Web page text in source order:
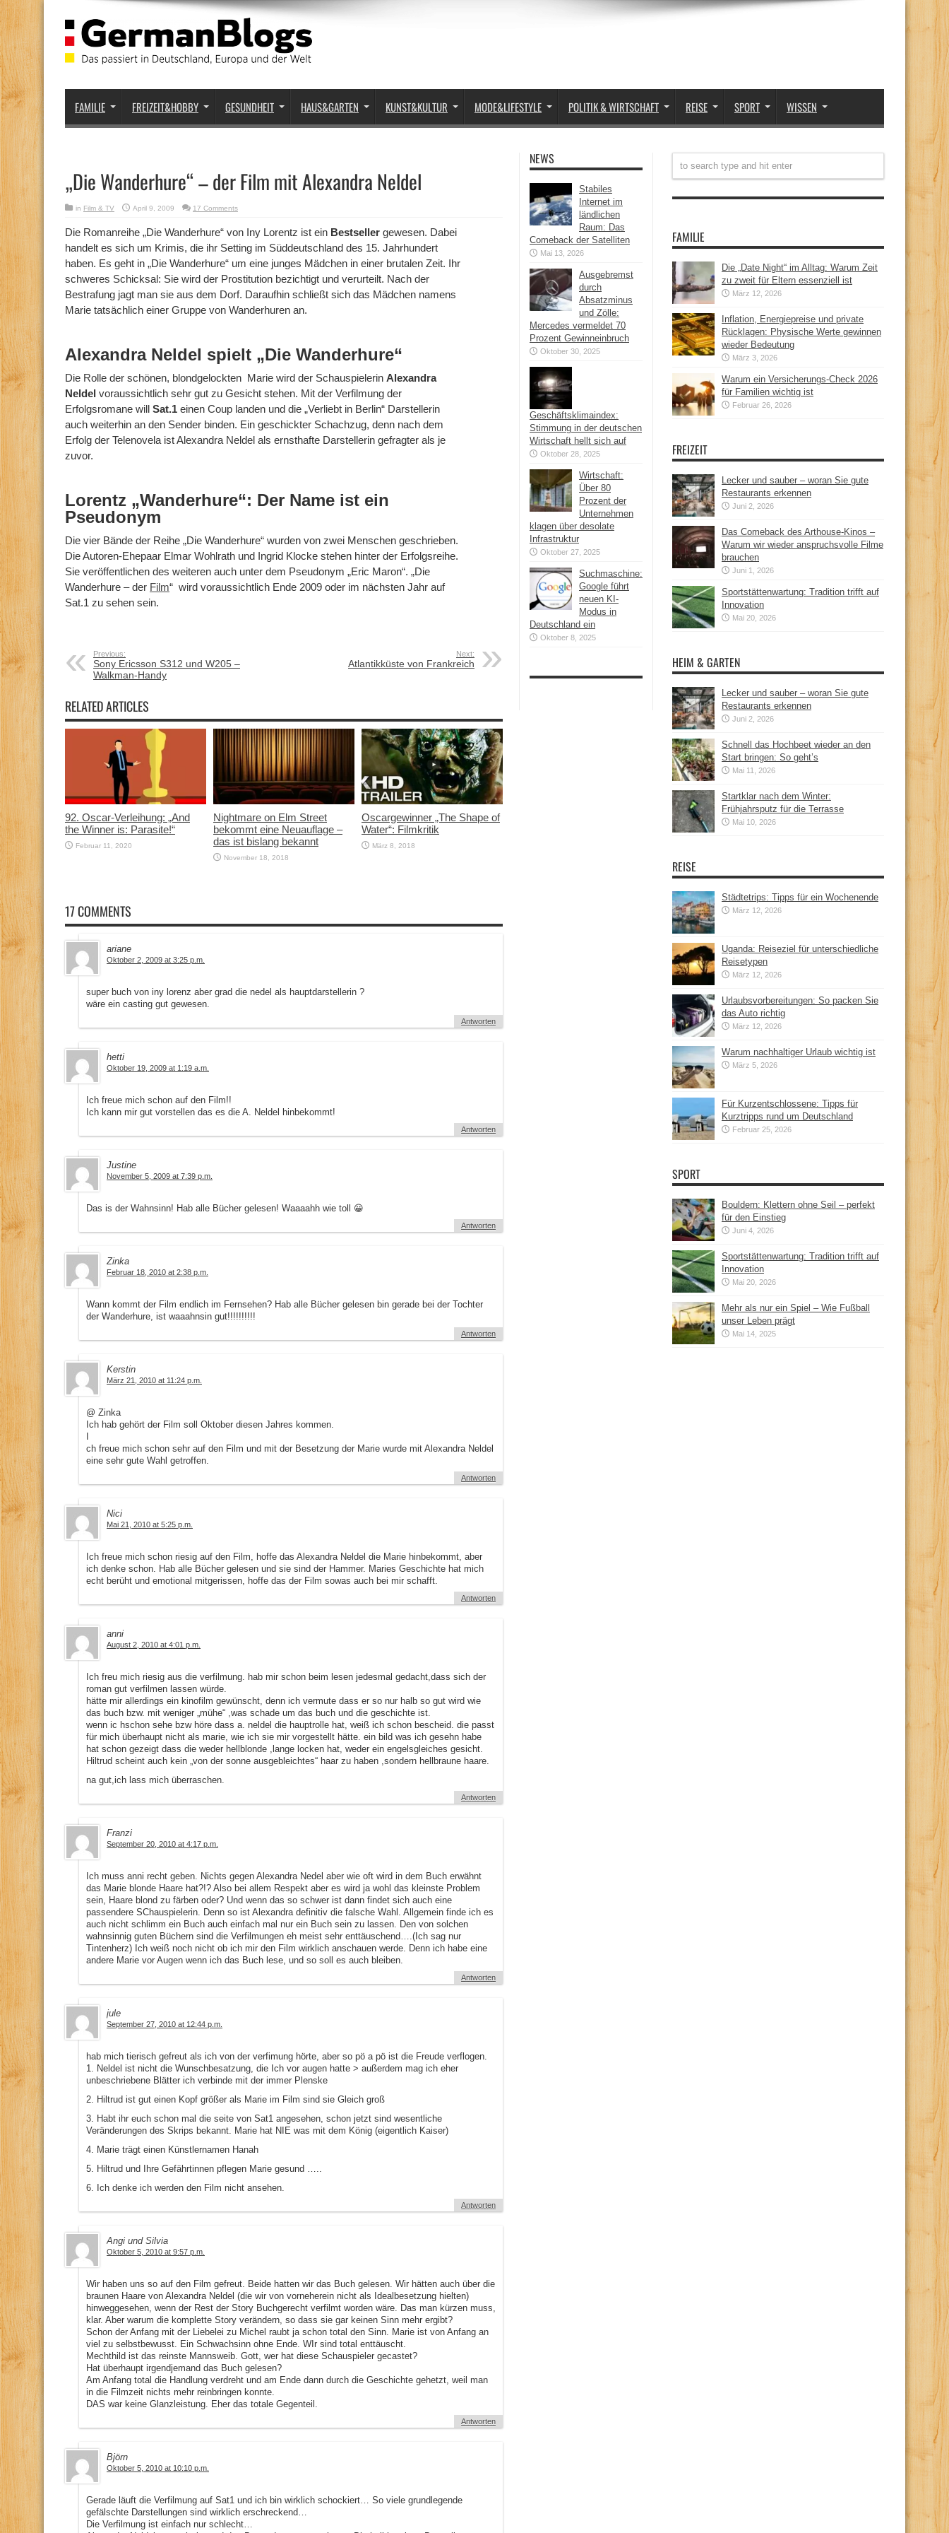
FAMILIE FREIZEIT&HOBBY GESUNDHEIT HAUS&GARTEN KUNST&KULTUR MODE&LIFESTYLE POLITIK & WIRTSCHAFT REISE SPORT WISSEN
„Die Wanderhure“ – der Film mit Alexandra Neldel
in Film & TV April 9, 2009 17 Comments
Die Romanreihe „Die Wanderhure“ von Iny Lorentz ist ein Bestseller gewesen. Dabei
handelt es sich um Krimis, die ihr Setting im Süddeutschland des 15. Jahrhundert
haben. Es geht in „Die Wanderhure“ um eine junges Mädchen in einer brutalen Zeit. Ihr
schweres Schicksal: Sie wird der Prostitution bezichtigt und verurteilt. Nach der
Bestrafung jagt man sie aus dem Dorf. Daraufhin schließt sich das Mädchen namens
Marie tatsächlich einer Gruppe von Wanderhuren an.
Alexandra Neldel spielt „Die Wanderhure“
Die Rolle der schönen, blondgelockten Marie wird der Schauspielerin Alexandra
Neldel voraussichtlich sehr gut zu Gesicht stehen. Mit der Verfilmung der
Erfolgsromane will Sat.1 einen Coup landen und die „Verliebt in Berlin“ Darstellerin
auch weiterhin an den Sender binden. Ein geschickter Schachzug, denn nach dem
Erfolg der Telenovela ist Alexandra Neldel als ernsthafte Darstellerin gefragter als je
zuvor.
Lorentz „Wanderhure“: Der Name ist ein
Pseudonym
Die vier Bände der Reihe „Die Wanderhure“ wurden von zwei Menschen geschrieben.
Die Autoren-Ehepaar Elmar Wohlrath und Ingrid Klocke stehen hinter der Erfolgsreihe.
Sie veröffentlichen des weiteren auch unter dem Pseudonym „Eric Maron“. „Die
Wanderhure – der Film“ wird voraussichtlich Ende 2009 oder im nächsten Jahr auf
Sat.1 zu sehen sein.
Previous:
Sony Ericsson S312 und W205 –
Walkman-Handy
Next:
Atlantikküste von Frankreich
RELATED ARTICLES
92. Oscar-Verleihung: „And
the Winner is: Parasite!“
Februar 11, 2020
Nightmare on Elm Street
bekommt eine Neuauflage –
das ist bislang bekannt
November 18, 2018
Oscargewinner „The Shape of
Water“: Filmkritik
März 8, 2018
17 COMMENTS
ariane
Oktober 2, 2009 at 3:25 p.m.
super buch von iny lorenz aber grad die nedel als hauptdarstellerin ?
wäre ein casting gut gewesen.
Antworten
hetti
Oktober 19, 2009 at 1:19 a.m.
Ich freue mich schon auf den Film!!
Ich kann mir gut vorstellen das es die A. Neldel hinbekommt!
Antworten
Justine
November 5, 2009 at 7:39 p.m.
Das is der Wahnsinn! Hab alle Bücher gelesen! Waaaahh wie toll 😀
Antworten
Zinka
Februar 18, 2010 at 2:38 p.m.
Wann kommt der Film endlich im Fernsehen? Hab alle Bücher gelesen bin gerade bei der Tochter
der Wanderhure, ist waaahnsin gut!!!!!!!!!!
Antworten
Kerstin
März 21, 2010 at 11:24 p.m.
@ Zinka
Ich hab gehört der Film soll Oktober diesen Jahres kommen.
ch freue mich schon sehr auf den Film und mit der Besetzung der Marie wurde mit Alexandra Neldel
eine sehr gute Wahl getroffen.
Antworten
Nici
Mai 21, 2010 at 5:25 p.m.
Ich freue mich schon riesig auf den Film, hoffe das Alexandra Neldel die Marie hinbekommt, aber
ich denke schon. Hab alle Bücher gelesen und sie sind der Hammer. Maries Geschichte hat mich
echt berüht und emotional mitgerissen, hoffe das der Film sowas auch bei mir schafft.
Antworten
anni
August 2, 2010 at 4:01 p.m.
Ich freu mich riesig aus die verfilmung. hab mir schon beim lesen jedesmal gedacht,dass sich der
roman gut verfilmen lassen würde.
hätte mir allerdings ein kinofilm gewünscht, denn ich vermute dass er so nur halb so gut wird wie
das buch bzw. mit weniger „mühe“ ,was schade um das buch und die geschichte ist.
wenn ic hschon sehe bzw höre dass a. neldel die hauptrolle hat, weiß ich schon bescheid. die passt
für mich überhaupt nicht als marie, wie ich sie mir vorgestellt hätte. ein bild was ich gesehn habe
hat schon gezeigt dass die weder hellblonde ,lange locken hat, weder ein engelsgleiches gesicht.
Hiltrud scheint auch kein „von der sonne ausgebleichtes“ haar zu haben ,sondern hellbraune haare.
na gut,ich lass mich überraschen.
Antworten
Franzi
September 20, 2010 at 4:17 p.m.
Ich muss anni recht geben. Nichts gegen Alexandra Nedel aber wie oft wird in dem Buch erwähnt
das Marie blonde Haare hat?!? Also bei allem Respekt aber es wird ja wohl das kleinste Problem
sein, Haare blond zu färben oder? Und wenn das so schwer ist dann findet sich auch eine
passendere SChauspielerin. Denn so ist Alexandra definitiv die falsche Wahl. Allgemein finde ich es
auch nicht schlimm ein Buch auch einfach mal nur ein Buch sein zu lassen. Den von solchen
wahnsinnig guten Büchern sind die Verfilmungen eh meist sehr enttäuschend….(Ich sag nur
Tintenherz) Ich weiß noch nicht ob ich mir den Film wirklich anschauen werde. Denn ich habe eine
andere Marie vor Augen wenn ich das Buch lese, und so soll es auch bleiben.
Antworten
jule
September 27, 2010 at 12:44 p.m.
hab mich tierisch gefreut als ich von der verfimung hörte, aber so pö a pö ist die Freude verflogen.
1. Neldel ist nicht die Wunschbesatzung, die Ich vor augen hatte > außerdem mag ich eher
unbeschriebene Blätter ich verbinde mit der immer Plenske
2. Hiltrud ist gut einen Kopf größer als Marie im Film sind sie Gleich groß
3. Habt ihr euch schon mal die seite von Sat1 angesehen, schon jetzt sind wesentliche
Veränderungen des Skrips bekannt. Marie hat NIE was mit dem König (eigentlich Kaiser)
4. Marie trägt einen Künstlernamen Hanah
5. Hiltrud und Ihre Gefährtinnen pflegen Marie gesund …..
6. Ich denke ich werden den Film nicht ansehen.
Antworten
Angi und Silvia
Oktober 5, 2010 at 9:57 p.m.
Wir haben uns so auf den Film gefreut. Beide hatten wir das Buch gelesen. Wir hätten auch über die
braunen Haare von Alexandra Neldel (die wir von vorneherein nicht als Idealbesetzung hielten)
hinweggesehen, wenn der Rest der Story Buchgerecht verfilmt worden wäre. Das man kürzen muss,
klar. Aber warum die komplette Story verändern, so dass sie gar keinen Sinn mehr ergibt?
Schon der Anfang mit der Liebelei zu Michel raubt ja schon total den Sinn. Marie ist von Anfang an
viel zu selbstbewusst. Ein Schwachsinn ohne Ende. WIr sind total enttäuscht.
Mechthild ist das reinste Mannsweib. Gott, wer hat diese Schauspieler gecastet?
Hat überhaupt irgendjemand das Buch gelesen?
Am Anfang total die Handlung verdreht und am Ende dann durch die Geschichte gehetzt, weil man
in die Filmzeit nichts mehr reinbringen konnte.
DAS war keine Glanzleistung. Eher das totale Gegenteil.
Antworten
Björn
Oktober 5, 2010 at 10:10 p.m.
Gerade läuft die Verfilmung auf Sat1 und ich bin wirklich schockiert… So viele grundlegende
gefälschte Darstellungen sind wirklich erschreckend…
Die Verfilmung ist einfach nur schlecht…
NEWS
Stabiles
Internet im
ländlichen
Raum: Das
Comeback der Satelliten
Mai 13, 2026
Ausgebremst
durch
Absatzminus
und Zölle:
Mercedes vermeldet 70
Prozent Gewinneinbruch
Oktober 30, 2025
Geschäftsklimaindex:
Stimmung in der deutschen
Wirtschaft hellt sich auf
Oktober 28, 2025
Wirtschaft:
Über 80
Prozent der
Unternehmen
klagen über desolate
Infrastruktur
Oktober 27, 2025
Suchmaschine:
Google führt
neuen KI-
Modus in
Deutschland ein
Oktober 8, 2025
FAMILIE
Die „Date Night“ im Alltag: Warum Zeit
zu zweit für Eltern essenziell ist
März 12, 2026
Inflation, Energiepreise und private
Rücklagen: Physische Werte gewinnen
wieder Bedeutung
März 3, 2026
Warum ein Versicherungs-Check 2026
für Familien wichtig ist
Februar 26, 2026
FREIZEIT
Lecker und sauber – woran Sie gute
Restaurants erkennen
Juni 2, 2026
Das Comeback des Arthouse-Kinos –
Warum wir wieder anspruchsvolle Filme
brauchen
Juni 1, 2026
Sportstättenwartung: Tradition trifft auf
Innovation
Mai 20, 2026
HEIM & GARTEN
Lecker und sauber – woran Sie gute
Restaurants erkennen
Juni 2, 2026
Schnell das Hochbeet wieder an den
Start bringen: So geht’s
Mai 11, 2026
Startklar nach dem Winter:
Frühjahrsputz für die Terrasse
Mai 10, 2026
REISE
Städtetrips: Tipps für ein Wochenende
März 12, 2026
Uganda: Reiseziel für unterschiedliche
Reisetypen
März 12, 2026
Urlaubsvorbereitungen: So packen Sie
das Auto richtig
März 12, 2026
Warum nachhaltiger Urlaub wichtig ist
März 5, 2026
Für Kurzentschlossene: Tipps für
Kurztripps rund um Deutschland
Februar 25, 2026
SPORT
Bouldern: Klettern ohne Seil – perfekt
für den Einstieg
Juni 4, 2026
Sportstättenwartung: Tradition trifft auf
Innovation
Mai 20, 2026
Mehr als nur ein Spiel – Wie Fußball
unser Leben prägt
Mai 14, 2025